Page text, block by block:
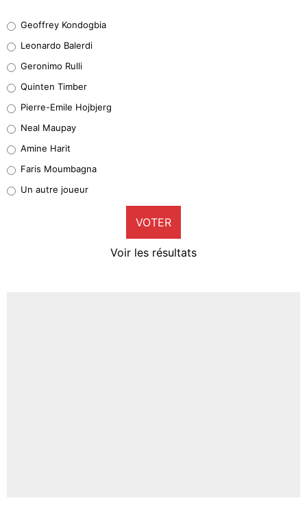
38%
32%
5%
1%
9%
Geoffrey Kondogbia
Leonardo Balerdi
Geronimo Rulli
Quinten Timber
Pierre-Emile Hojbjerg
Neal Maupay
Amine Harit
Faris Moumbagna
Un autre joueur
VOTER
Voir les résultats